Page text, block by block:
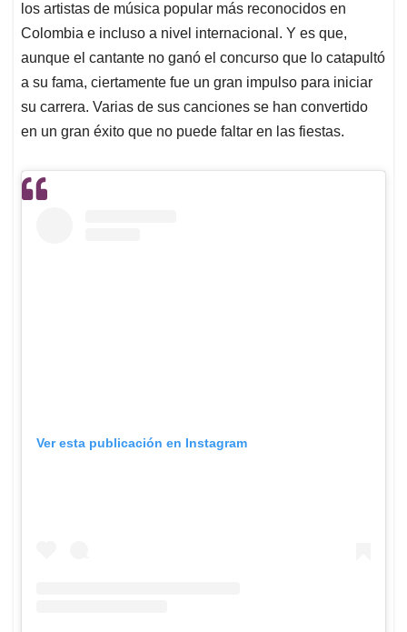
A
p
p
o
o
k
d
I
n
d
s
los artistas de música popular más reconocidos en
Colombia e incluso a nivel internacional. Y es que,
aunque el cantante no ganó el concurso que lo catapultó
a su fama, ciertamente fue un gran impulso para iniciar
su carrera. Varias de sus canciones se han convertido
en un gran éxito que no puede faltar en las fiestas.
Ver esta publicación en Instagram